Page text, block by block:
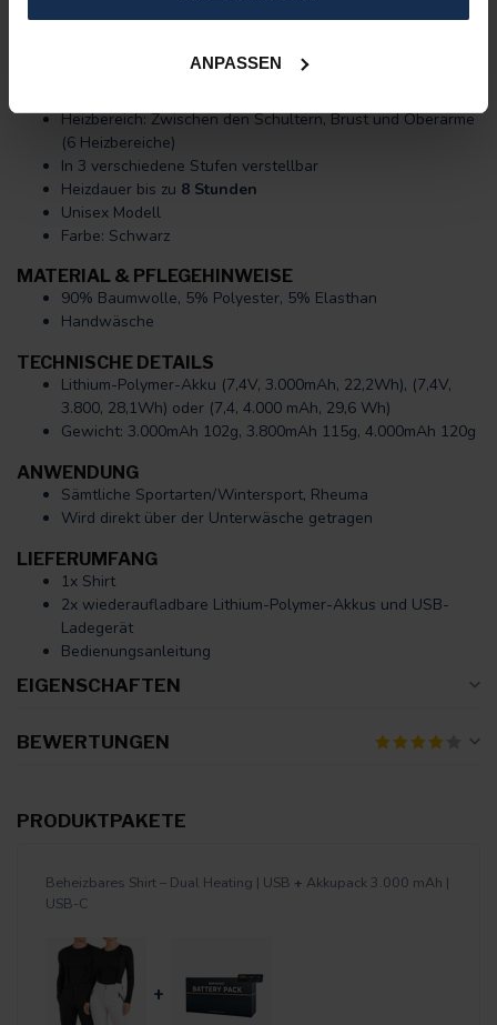
ANPASSEN
Heizbereich: Zwischen den Schultern, Brust und Oberarme
(6 Heizbereiche)
In 3 verschiedene Stufen verstellbar
Heizdauer bis zu 8 Stunden
Unisex Modell
Farbe: Schwarz
MATERIAL & PFLEGEHINWEISE
90% Baumwolle, 5% Polyester, 5% Elasthan
Handwäsche
TECHNISCHE DETAILS
Lithium-Polymer-Akku (7,4V, 3.000mAh, 22,2Wh), (7,4V,
3.800, 28,1Wh) oder (7,4, 4.000 mAh, 29,6 Wh)
Gewicht: 3.000mAh 102g, 3.800mAh 115g, 4.000mAh 120g
ANWENDUNG
Sämtliche Sportarten/Wintersport, Rheuma
Wird direkt über der Unterwäsche getragen
LIEFERUMFANG
1x Shirt
2x wiederaufladbare Lithium-Polymer-Akkus und USB-
Ladegerät
Bedienungsanleitung
EIGENSCHAFTEN
BEWERTUNGEN
PRODUKTPAKETE
Beheizbares Shirt – Dual Heating | USB + Akkupack 3.000 mAh |
USB-C
+